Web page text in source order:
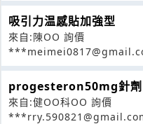
吸引力温感貼加強型
來自:陳OO 詢價
progesteron50mg針劑
來自:健OO科OO 詢價